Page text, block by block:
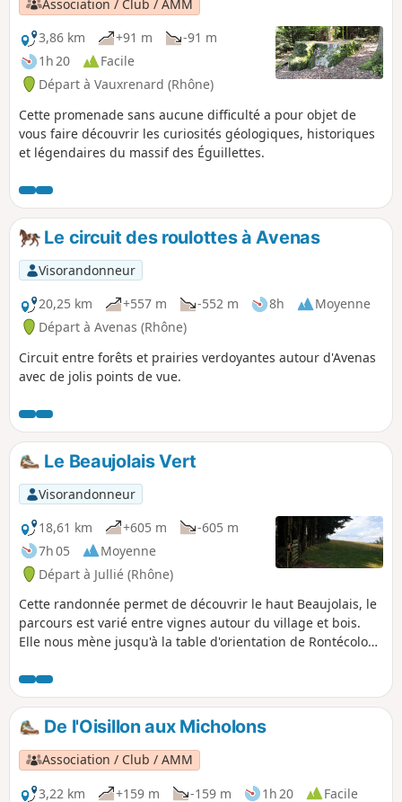
Association / Club / AMM
3,86 km
+91 m
-91 m
1h 20
Facile
Départ à Vauxrenard (Rhône)
Cette promenade sans aucune difficulté a pour objet de
vous faire découvrir les curiosités géologiques, historiques
et légendaires du massif des Éguillettes.
Le circuit des roulottes à Avenas
Visorandonneur
20,25 km
+557 m -552 m 8h
Moyenne
Départ à Avenas (Rhône)
Circuit entre forêts et prairies verdoyantes autour d'Avenas
avec de jolis points de vue.
Le Beaujolais Vert
Visorandonneur
18,61 km
+605 m
-605 m
7h 05
Moyenne
Départ à Jullié (Rhône)
Cette randonnée permet de découvrir le haut Beaujolais, le
parcours est varié entre vignes autour du village et bois.
Elle nous mène jusqu'à la table d'orientation de Rontécolon,
où se trouve une stèle en mémoire des martyrs de la
résistance.
De l'Oisillon aux Micholons
Association / Club / AMM
3,22 km
+159 m -159 m 1h 20 Facile